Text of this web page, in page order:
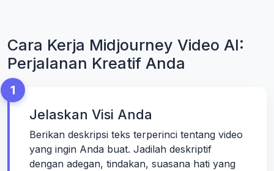
Cara Kerja Midjourney Video AI:
Perjalanan Kreatif Anda
1
Jelaskan Visi Anda
Berikan deskripsi teks terperinci tentang video
yang ingin Anda buat. Jadilah deskriptif
dengan adegan, tindakan, suasana hati yang